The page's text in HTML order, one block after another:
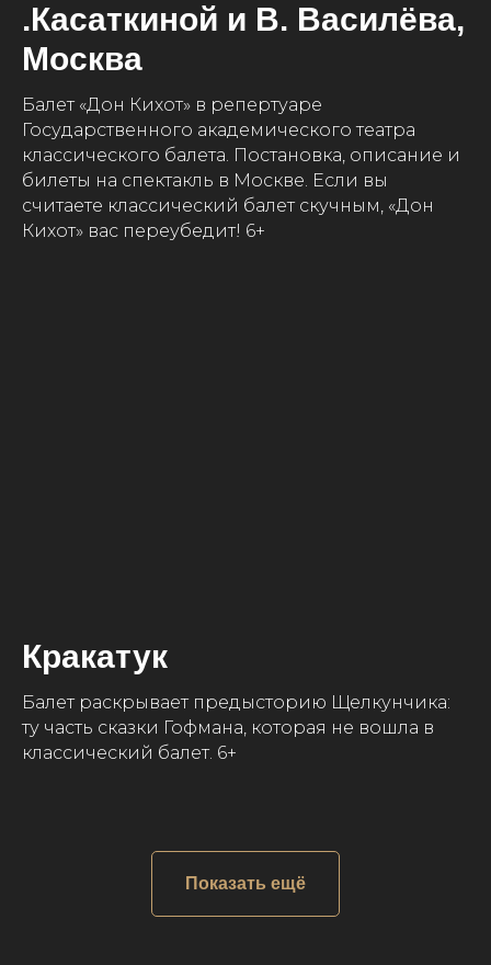
.Касаткиной и В. Василёва,
Москва
Балет «Дон Кихот» в репертуаре
Государственного академического театра
классического балета. Постановка, описание и
билеты на спектакль в Москве. Если вы
считаете классический балет скучным, «Дон
Кихот» вас переубедит! 6+
Кракатук
Балет раскрывает предысторию Щелкунчика:
ту часть сказки Гофмана, которая не вошла в
классический балет. 6+
Показать ещё